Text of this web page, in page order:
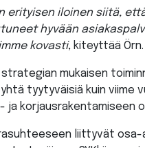
erityisen iloinen siitä,
hyvään
kovasti, kiteyttää Örn.
strategian mukaisen
tyytyväisiä kuin viime
ja korjausrakentamiseen
liittyvät osa-